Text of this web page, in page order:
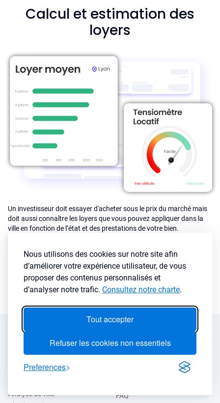
Nous utilisons des cookies sur notre site afin
d’améliorer votre expérience utilisateur, de vous
proposer des contenus personnalisés et
d’analyser notre trafic. Consultez notre charte.
Tout accepter
Refuser les cookies non essentiels
Preferences
Calcul et estimation des
loyers
Un investisseur doit essayer d'acheter sous le prix du marché mais
doit aussi connaître les loyers que vous pouvez appliquer dans la
ville en fonction de l’état et des prestations de votre bien.
modéliser les loyers de la ville en fonction du type de bien
(appartement ou maison) mais aussi de la typologie (studio, T2, T3,
T4, T5 ...) et du mode de location choisi (meublé ou vide).
Fonctionnalités
Extension navigateur
locatif
Analyse de ville
Programme ambassadeur
Podcasts et Interviews
FAQ